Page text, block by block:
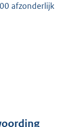
afzonderlijk